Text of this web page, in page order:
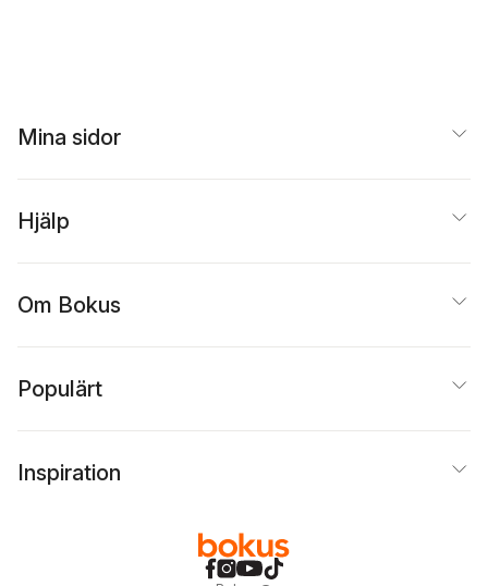
Mina sidor
Hjälp
Om Bokus
Populärt
Inspiration